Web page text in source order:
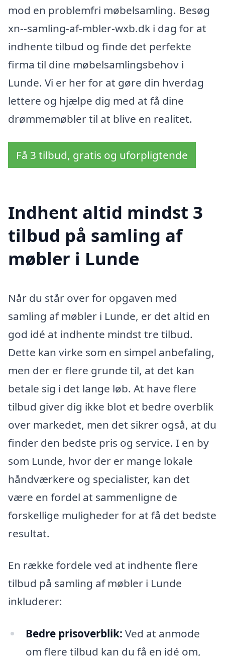
mod en problemfri møbelsamling. Besøg
xn--samling-af-mbler-wxb.dk i dag for at
indhente tilbud og finde det perfekte
firma til dine møbelsamlingsbehov i
Lunde. Vi er her for at gøre din hverdag
lettere og hjælpe dig med at få dine
drømmemøbler til at blive en realitet.
Få 3 tilbud, gratis og uforpligtende
Indhent altid mindst 3
tilbud på samling af
møbler i Lunde
Når du står over for opgaven med
samling af møbler i Lunde, er det altid en
god idé at indhente mindst tre tilbud.
Dette kan virke som en simpel anbefaling,
men der er flere grunde til, at det kan
betale sig i det lange løb. At have flere
tilbud giver dig ikke blot et bedre overblik
over markedet, men det sikrer også, at du
finder den bedste pris og service. I en by
som Lunde, hvor der er mange lokale
håndværkere og specialister, kan det
være en fordel at sammenligne de
forskellige muligheder for at få det bedste
resultat.
En række fordele ved at indhente flere
tilbud på samling af møbler i Lunde
inkluderer:
Bedre prisoverblik: Ved at anmode
om flere tilbud kan du få en idé om,